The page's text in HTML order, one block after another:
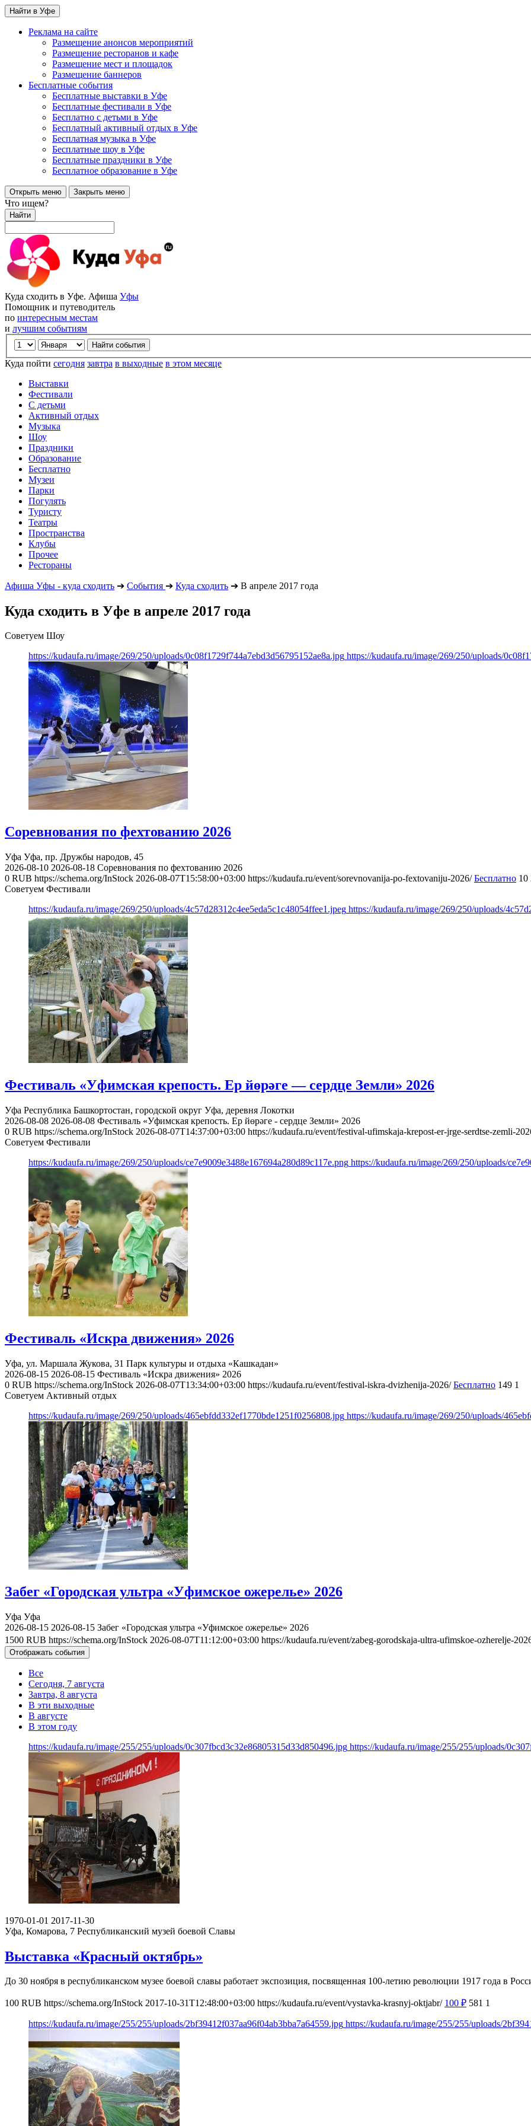
Найти в Уфе
Реклама на сайте
Размещение анонсов мероприятий
Размещение ресторанов и кафе
Размещение мест и площадок
Размещение баннеров
Бесплатные события
Бесплатные выставки в Уфе
Бесплатные фестивали в Уфе
Бесплатно с детьми в Уфе
Бесплатный активный отдых в Уфе
Бесплатная музыка в Уфе
Бесплатные шоу в Уфе
Бесплатные праздники в Уфе
Бесплатное образование в Уфе
Открыть меню Закрыть меню
Что ищем?
Найти
Куда сходить в Уфе. Афиша Уфы
Помощник и путеводитель
по интересным местам
и лучшим событиям
Куда пойти сегодня завтра в выходные в этом месяце
Выставки
Фестивали
С детьми
Активный отдых
Музыка
Шоу
Праздники
Образование
Бесплатно
Музеи
Парки
Погулять
Туристу
Театры
Пространства
Клубы
Прочее
Рестораны
Афиша Уфы - куда сходить ➔ События ➔ Куда сходить ➔ В апреле 2017 года
Куда сходить в Уфе в апреле 2017 года
Советуем Шоу
https://kudaufa.ru/image/269/250/uploads/0c08f1729f744a7ebd3d56795152ae8a.jpg https://kudaufa.ru/image/269/250/uploads/
Соревнования по фехтованию 2026
Уфа Уфа, пр. Дружбы народов, 45
2026-08-10 2026-08-18 Соревнования по фехтованию 2026
0 RUB https://schema.org/InStock 2026-08-07T15:58:00+03:00 https://kudaufa.ru/event/sorevnovanija-po-fextovaniju-2026/ Бесплатно 10
Советуем Фестивали
https://kudaufa.ru/image/269/250/uploads/4c57d28312c4ee5eda5c1c48054ffee1.jpeg https://kudaufa.ru/image/269/250/uploads/
Фестиваль «Уфимская крепость. Ер йөрәге — сердце Земли» 2026
Уфа Республика Башкортостан, городской округ Уфа, деревня Локотки
2026-08-08 2026-08-08 Фестиваль «Уфимская крепость. Ер йөрәге - сердце Земли» 2026
0 RUB https://schema.org/InStock 2026-08-07T14:37:00+03:00 https://kudaufa.ru/event/festival-ufimskaja-krepost-er-jrge-serdtse-zemli-
Советуем Фестивали
https://kudaufa.ru/image/269/250/uploads/ce7e9009e3488e167694a280d89c117e.png https://kudaufa.ru/image/269/250/uploads/
Фестиваль «Искра движения» 2026
Уфа, ул. Маршала Жукова, 31 Парк культуры и отдыха «Кашкадан»
2026-08-15 2026-08-15 Фестиваль «Искра движения» 2026
0 RUB https://schema.org/InStock 2026-08-07T13:34:00+03:00 https://kudaufa.ru/event/festival-iskra-dvizhenija-2026/ Бесплатно 149 1
Советуем Активный отдых
https://kudaufa.ru/image/269/250/uploads/465ebfdd332ef1770bde1251f0256808.jpg https://kudaufa.ru/image/269/250/uploads/
Забег «Городская ультра «Уфимское ожерелье» 2026
Уфа Уфа
2026-08-15 2026-08-15 Забег «Городская ультра «Уфимское ожерелье» 2026
1500 RUB https://schema.org/InStock 2026-08-07T11:12:00+03:00 https://kudaufa.ru/event/zabeg-gorodskaja-ultra-ufimskoe-ozherelje-
Отображать события
Все
Сегодня, 7 августа
Завтра, 8 августа
В эти выходные
В августе
В этом году
https://kudaufa.ru/image/255/255/uploads/0c307fbcd3c32e86805315d33d850496.jpg https://kudaufa.ru/image/255/255/uploads/
1970-01-01 2017-11-30
Уфа, Комарова, 7 Республиканский музей боевой Славы
Выставка «Красный октябрь»
До 30 ноября в республиканском музее боевой славы работает экспозиция, посвященная 100-летию революции 1917 года в
100 RUB https://schema.org/InStock 2017-10-31T12:48:00+03:00 https://kudaufa.ru/event/vystavka-krasnyj-oktjabr/ 100 ₽ 581 1
https://kudaufa.ru/image/255/255/uploads/2bf39412f037aa96f04ab3bba7a64559.jpg https://kudaufa.ru/image/255/255/uploads/